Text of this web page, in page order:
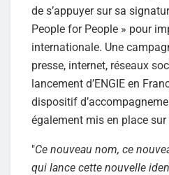
de s’appuyer sur sa
People for People » pour
internationale. Une
presse, internet, réseaux
lancement d’ENGIE en
dispositif
également mis en place
"Ce nouveau nom, ce
qui lance cette nouvelle